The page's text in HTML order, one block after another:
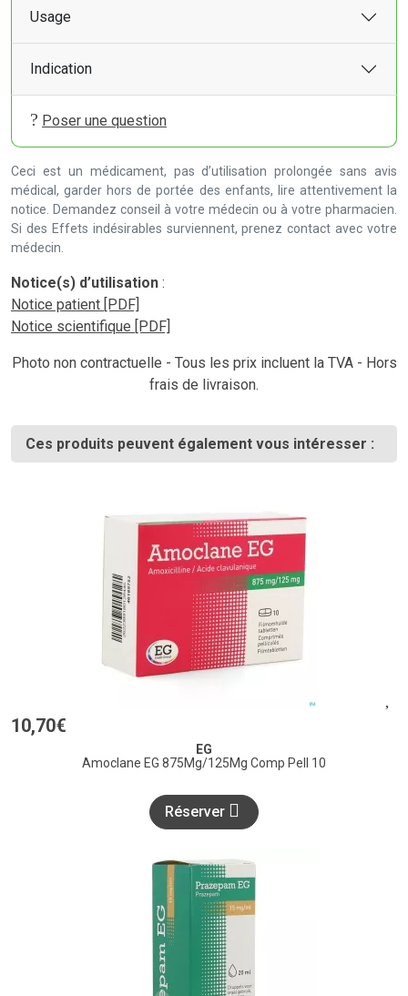
Usage
Indication
Poser une question
Ceci est un médicament, pas d’utilisation prolongée sans avis
médical, garder hors de portée des enfants, lire attentivement la
notice. Demandez conseil à votre médecin ou à votre pharmacien.
Si des Effets indésirables surviennent, prenez contact avec votre
médecin.
Notice(s) d’utilisation :
Notice patient [PDF]
Notice scientifique [PDF]
Photo non contractuelle - Tous les prix incluent la TVA - Hors
frais de livraison.
Ces produits peuvent également vous intéresser :
10,70€
EG
Amoclane EG 875Mg/125Mg Comp Pell 10
Réserver